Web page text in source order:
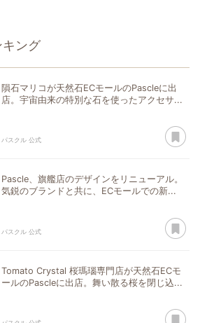
ング
隕石マリコが天然石ECモールのPascleに出
店。宇宙由来の特別な石を使ったアクセサ...
パスクル 公式
Pascle、旗艦店のデザインをリニューアル。
気鋭のブランドと共に、ECモールでの新...
パスクル 公式
Tomato Crystal 桜瑪瑙専門店が天然石ECモ
ールのPascleに出店。舞い散る桜を閉じ込...